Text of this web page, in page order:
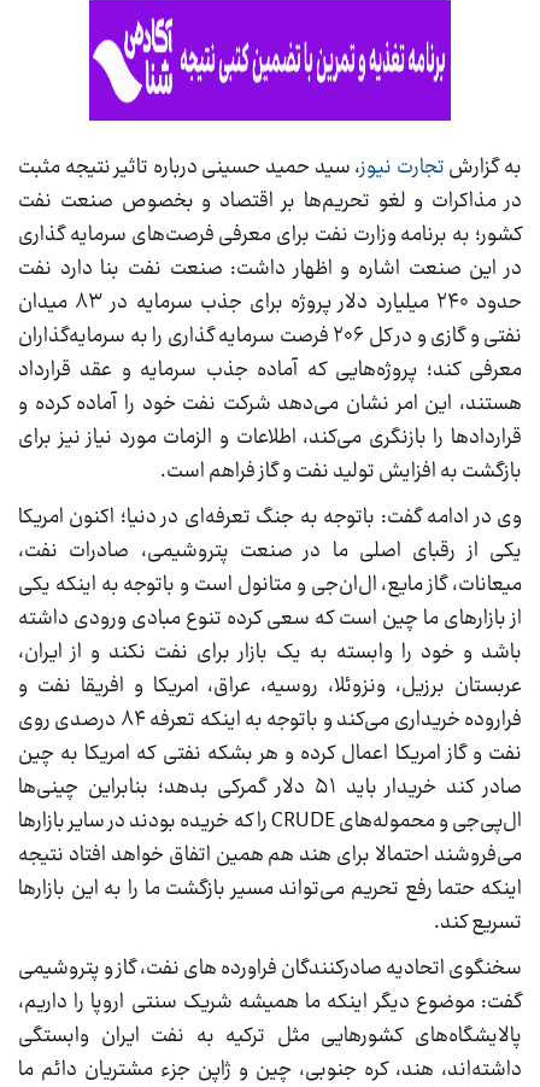
به گزارشتجارت نیوز، سید حمید حسینی درباره تاثیر نتیجه مثبت
در مذاکرات و لغو تحریم‌ها بر اقتصاد و بخصوص صنعت نفت
کشور؛ به برنامه وزارت نفت برای معرفی فرصت‌های سرمایه گذاری
در این صنعت اشاره و اظهار داشت: صنعت نفت بنا دارد نفت
حدود ۲۴۰ میلیارد دلار پروژه برای جذب سرمایه در ۸۳ میدان
نفتی و گازی و در کل ۲۰۶ فرصت سرمایه گذاری را به سرمایه‌گذاران
معرفی کند؛ پروژه‌هایی که آماده جذب سرمایه و عقد قرارداد
هستند، این امر نشان می‌دهد شرکت نفت خود را آماده کرده و
قراردادها را بازنگری می‌کند، اطلاعات و الزمات مورد نیاز نیز برای
بازگشت به افزایش تولید نفت و گاز فراهم است.
وی در ادامه گفت: باتوجه به جنگ تعرفه‌ای در دنیا؛ اکنون امریکا
یکی از رقبای اصلی ما در صنعت پتروشیمی، صادرات نفت،
میعانات، گاز مایع، ال‌ان‌جی و متانول است و باتوجه به اینکه یکی
از بازارهای ما چین است که سعی کرده تنوع مبادی ورودی داشته
باشد و خود را وابسته به یک بازار برای نفت نکند و از ایران،
عربستان برزیل، ونزوئلا، روسیه، عراق، امریکا و افریقا نفت و
فراروده خریداری می‌کند و باتوجه به اینکه تعرفه ۸۴ درصدی روی
نفت و گاز امریکا اعمال کرده و هر بشکه نفتی که امریکا به چین
صادر کند خریدار باید ۵۱ دلار گمرکی بدهد؛ بنابراین چینی‌ها
ال‌پی‌جی و محموله‌های CRUDE را که خریده بودند در سایر بازارها
می‌فروشند احتمالا برای هند هم همین اتفاق خواهد افتاد نتیجه
اینکه حتما رفع تحریم می‌تواند مسیر بازگشت ما را به این بازارها
تسریع کند.
سخنگوی اتحادیه صادرکنندگان فراورده های نفت، گاز و پتروشیمی
گفت: موضوع دیگر اینکه ما همیشه شریک سنتی اروپا را داریم،
پالایشگاه‌های کشورهایی مثل ترکیه به نفت ایران وابستگی
داشته‌اند، هند، کره جنوبی، چین و ژاپن جزء مشتریان دائم ما